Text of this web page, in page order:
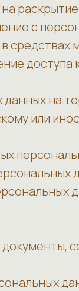
с
средствах
данных на
или